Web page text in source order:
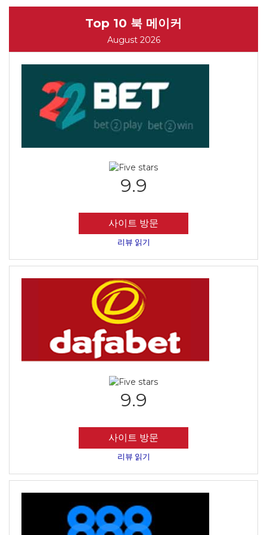
Top 10 북 메이커
August 2026
9.9
사이트 방문
리뷰 읽기
9.9
사이트 방문
리뷰 읽기